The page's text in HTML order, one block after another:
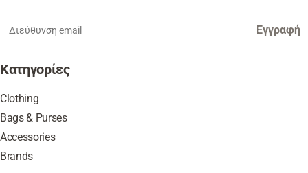
Εγγραφή
Κατηγορίες
Clothing
Bags & Purses
Accessories
Brands